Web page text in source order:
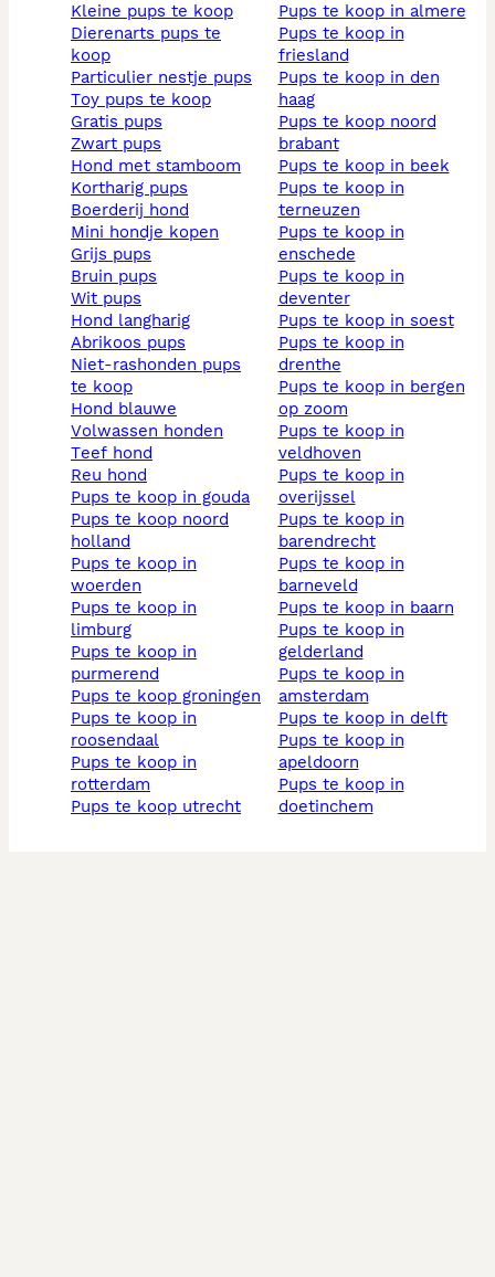
kleine pups te koop
dierenarts pups te
koop
particulier nestje pups
toy pups te koop
gratis pups
zwart pups
hond met stamboom
kortharig pups
boerderij hond
mini hondje kopen
grijs pups
bruin pups
wit pups
hond langharig
abrikoos pups
niet-rashonden pups
te koop
hond blauwe
volwassen honden
teef hond
reu hond
pups te koop in gouda
pups te koop noord
holland
pups te koop in
woerden
pups te koop in
limburg
pups te koop in
purmerend
pups te koop groningen
pups te koop in
roosendaal
pups te koop in
rotterdam
pups te koop utrecht
pups te koop in almere
pups te koop in
friesland
pups te koop in den
haag
pups te koop noord
brabant
pups te koop in beek
pups te koop in
terneuzen
pups te koop in
enschede
pups te koop in
deventer
pups te koop in soest
pups te koop in
drenthe
pups te koop in bergen
op zoom
pups te koop in
veldhoven
pups te koop in
overijssel
pups te koop in
barendrecht
pups te koop in
barneveld
pups te koop in baarn
pups te koop in
gelderland
pups te koop in
amsterdam
pups te koop in delft
pups te koop in
apeldoorn
pups te koop in
doetinchem